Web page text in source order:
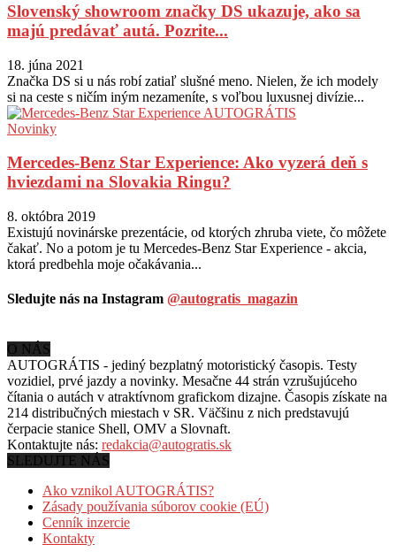
Slovenský showroom značky DS ukazuje, ako sa
majú predávať autá. Pozrite...
18. júna 2021
Značka DS si u nás robí zatiaľ slušné meno. Nielen, že ich modely
si na ceste s ničím iným nezameníte, s voľbou luxusnej divízie...
Novinky
Mercedes-Benz Star Experience: Ako vyzerá deň s
hviezdami na Slovakia Ringu?
8. októbra 2019
Existujú novinárske prezentácie, od ktorých zhruba viete, čo môžete
čakať. No a potom je tu Mercedes-Benz Star Experience - akcia,
ktorá predbehla moje očakávania...
Sledujte nás na Instagram @autogratis_magazin
O NÁS
AUTOGRÁTIS - jediný bezplatný motoristický časopis. Testy
vozidiel, prvé jazdy a novinky. Mesačne 44 strán vzrušujúceho
čítania o autách v atraktívnom grafickom dizajne. Časopis získate na
214 distribučných miestach v SR. Väčšinu z nich predstavujú
čerpacie stanice Shell, OMV a Slovnaft.
Kontaktujte nás: redakcia@autogratis.sk
SLEDUJTE NÁS
Ako vznikol AUTOGRÁTIS?
Zásady používania súborov cookie (EÚ)
Cenník inzercie
Kontakty